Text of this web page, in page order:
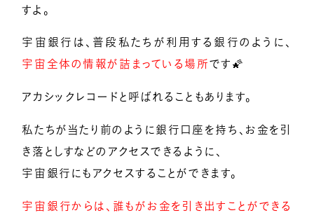
すよ。
宇宙銀行は、普段私たちが利用する銀行のように、
宇宙全体の情報が詰まっている場所です🌠
アカシックレコードと呼ばれることもあります。
私たちが当たり前のように銀行口座を持ち、お金を引
き落としすなどのアクセスできるように、
宇宙銀行にもアクセスすることができます。
宇宙銀行からは、誰もがお金を引き出すことができる